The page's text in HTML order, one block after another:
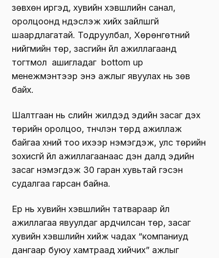
зөвхөн иргэд, хувийн хэвшлийн санал,
оролцоонд үндэслэж хийх зайлшгүй
шаардлагатай. Тодруулбал, Хөрөнгөтний
нийгмийн төр, засгийн үйл ажиллагаанд
тогтмол ашигладаг bottom up
менежмэнтээр энэ ажлыг явуулах нь зөв
байх.
Шалтгаан нь сүүлийн жилүүдэд эдийн засаг дэх
төрийн оролцоо, түүнчлэн төрд ажиллаж
байгаа хүний тоо ихээр нэмэгдэж, улс төрийн
зохисгүй үйл ажиллагаанаас үүдэн далд эдийн
засаг нэмэгдэж 30 гаран хувьтай гэсэн
судалгаа гарсан байна.
Ер нь хувийн хэвшлийн татвараар үйл
ажиллагаа явуулдаг ардчилсан төр, засаг
хувийн хэвшлийн хийж чадах “компаниуд
дангаар буюу хамтраад хийчих” ажлыг